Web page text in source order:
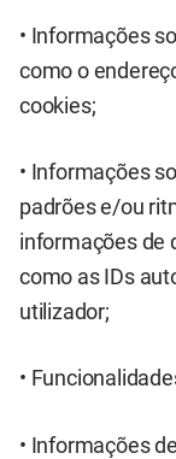
• Informações
como o
cookies;
• Informações
padrões e/ou
informações de
como as IDs
utilizador;
•
• Informações